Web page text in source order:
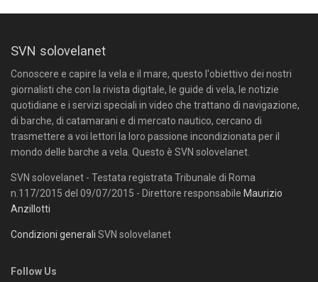
SVN solovelanet
Conoscere e capire la vela e il mare, questo l'obiettivo dei nostri
giornalisti che con la rivista digitale, le guide di vela, le notizie
quotidiane e i servizi speciali in video che trattano di navigazione,
di barche, di catamarani e di mercato nautico, cercano di
trasmettere a voi lettori la loro passione incondizionata per il
mondo delle barche a vela. Questo è SVN solovelanet.
SVN solovelanet - Testata registrata Tribunale di Roma
n.117/2015 del 09/07/2015 - Direttore responsabile Maurizio
Anzillotti
Condizioni generali SVN solovelanet
Follow Us